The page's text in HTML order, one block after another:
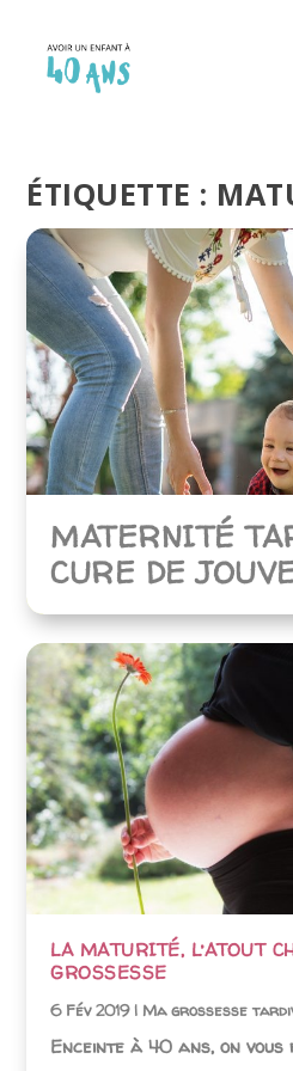
ÉTIQUETTE :
MATERNITÉ
CURE DE
LA MATURITÉ, L’ATOUT
GROSSESSE
6 Fév 2019| Ma grossesse
Enceinte à 40 ans, on